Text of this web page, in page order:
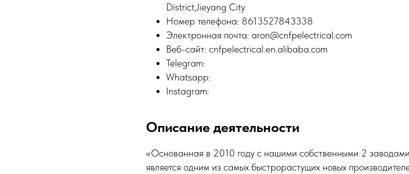
District,Jieyang City
Номер телефона: 8613527843338
Электронная почта: aron@cnfpelectrical.com
Веб-сайт: cnfpelectrical.en.alibaba.com
Telegram:
Whatsapp:
Instagram:
Описание деятельности
«Основанная в 2010 году с нашими собственными 2
является одним из самых быстрорастущих новых